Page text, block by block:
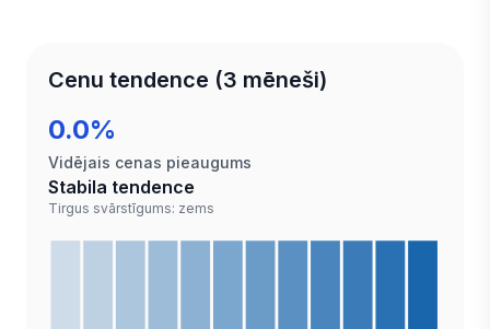
Cenu tendence (3 mēneši)
0.0%
Vidējais cenas pieaugums
Stabila tendence
Tirgus svārstīgums: zems